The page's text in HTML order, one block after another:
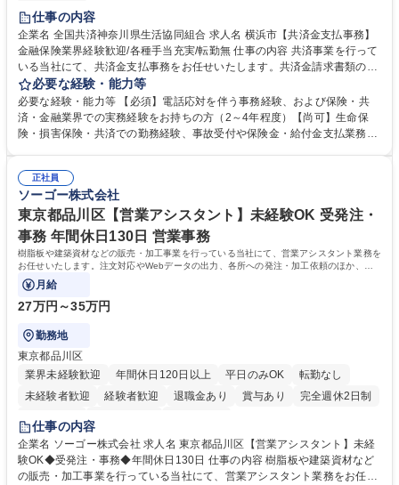
土日祝休み
仕事の内容
企業名 全国共済神奈川県生活協同組合 求人名 横浜市【共済金支払事務】
金融保険業界経験歓迎/各種手当充実/転勤無 仕事の内容 共済事業を行って
いる当社にて、共済金支払事務をお任せいたします。共済金請求書類の受
付・内容確認・審査・データ入力のほか、加入者様や医療機関等からの問
い合わせ電話対応や書類発送等を担当します。 ■共済金請求書類の受付、
内容確認、および共済金支払に関する審査・事務処理業務全般を担当 ■専
用システムへのデータ入力、各種必要書類の作成・発送作業 ■加入者様や
指定する業務 募集職種 横浜市【共済金支払事務】金融保険業界経験歓迎/
各種手当充実/転勤無
必要な経験・能力等
必要な経験・能力等 【必須】電話応対を伴う事務経験、および保険・共
済・金融業界での実務経験をお持ちの方（2～4年程度）【尚可】生命保
険・損害保険・共済での勤務経験、事故受付や保険金・給付金支払業務経
務へのキャリアチェンジ希望者も大歓迎です！ 学歴・資格 学歴：大学院
大学 高専 短大 専修学校 高校 語学力： 資格：
正社員
ソーゴー株式会社
東京都品川区【営業アシスタント】未経験OK 受発注・
事務 年間休日130日 営業事務
樹脂板や建築資材などの販売・加工事業を行っている当社にて、営業アシスタント業務を
お任せいたします。注文対応やWebデータの出力、各所への発注・加工依頼のほか、電
話・メール対応等の事務業務を担当します。
月給
27万円～35万円
勤務地
東京都品川区
業界未経験歓迎
年間休日120日以上 平日のみOK
転勤なし
未経験者歓迎
経験者歓迎 退職金あり 賞与あり
完全週休2日制
交通費支給
仕事の内容
企業名 ソーゴー株式会社 求人名 東京都品川区【営業アシスタント】未経
験OK◆受発注・事務◆年間休日130日 仕事の内容 樹脂板や建築資材など
の販売・加工事業を行っている当社にて、営業アシスタント業務をお任せ